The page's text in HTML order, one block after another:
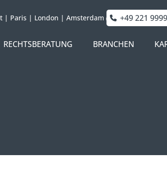
| Paris | London | Amsterdam +49 221
RECHTSBERATUNG BRANCHEN